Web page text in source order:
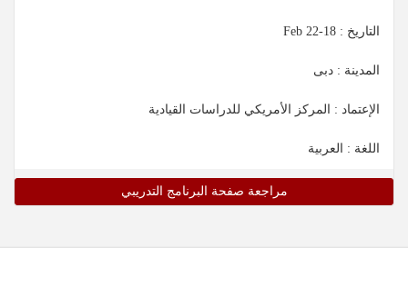
التاريخ : 18-22 Feb
المدينة : دبى
الإعتماد : المركز الأمريكي للدراسات القيادية
اللغة : العربية
مراجعة صفحة البرنامج التدريبي